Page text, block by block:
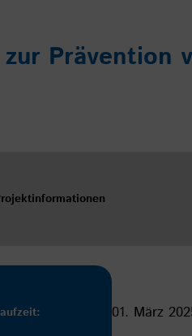
Prävention
01. März